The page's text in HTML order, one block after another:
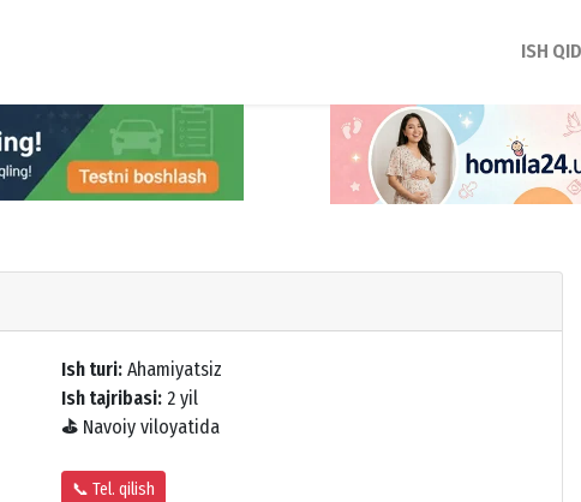
ISH
Ish turi: Ahamiyatsiz
Ish tajribasi: 2 yil
⛳ Navoiy viloyatida
📞 Tel. qilish